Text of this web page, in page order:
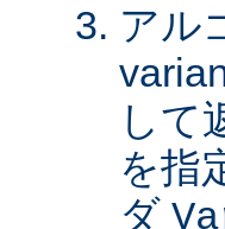
アル
して
を指
ダ